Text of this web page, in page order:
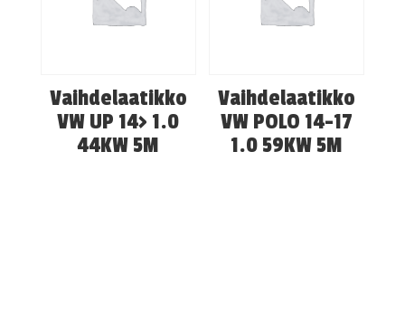
Vaihdelaatikko
VW UP 14> 1.0
44KW 5M
Vaihdelaatikko
VW POLO 14-17
1.0 59KW 5M